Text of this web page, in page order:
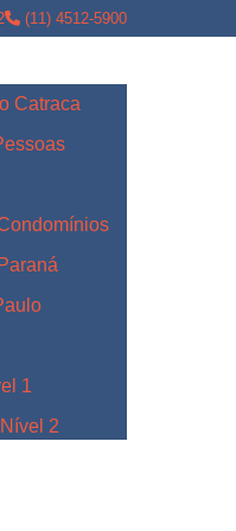
(11) 4512-5900
Catraca
1
2
Paraná